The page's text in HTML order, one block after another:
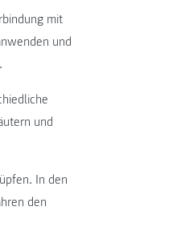
mit
und
und
In den
den